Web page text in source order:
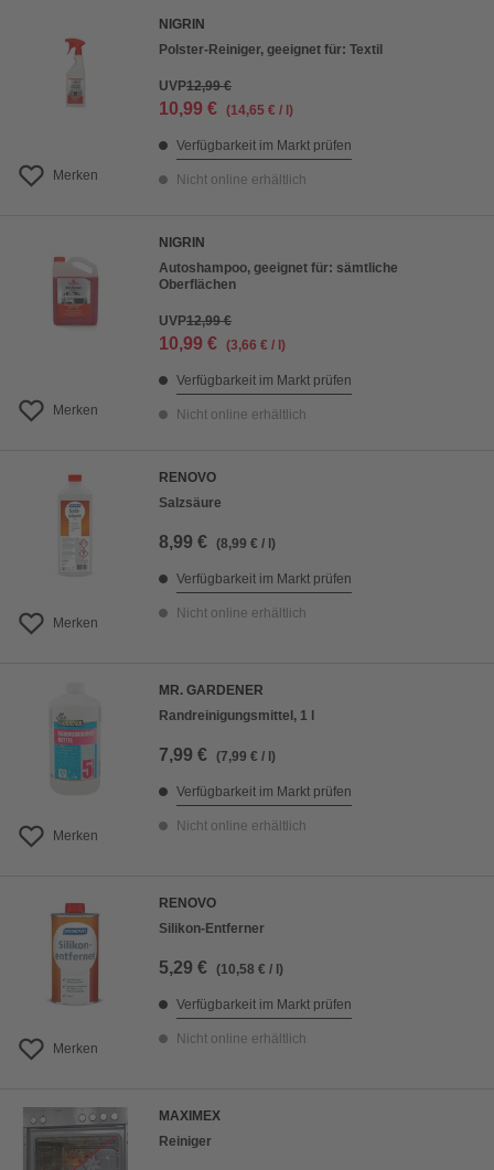
Merken
NIGRIN
Polster-Reiniger, geeignet für: Textil
UVP12,99 €
10,99 € (14,65 € / l)
Verfügbarkeit im Markt prüfen
Nicht online erhältlich
Merken
NIGRIN
Autoshampoo, geeignet für: sämtliche
Oberflächen
UVP12,99 €
10,99 € (3,66 € / l)
Verfügbarkeit im Markt prüfen
Nicht online erhältlich
Merken
RENOVO
Salzsäure
8,99 € (8,99 € / l)
Verfügbarkeit im Markt prüfen
Nicht online erhältlich
Merken
MR. GARDENER
Randreinigungsmittel, 1 l
7,99 € (7,99 € / l)
Verfügbarkeit im Markt prüfen
Nicht online erhältlich
Merken
RENOVO
Silikon-Entferner
5,29 € (10,58 € / l)
Verfügbarkeit im Markt prüfen
Nicht online erhältlich
MAXIMEX
Reiniger